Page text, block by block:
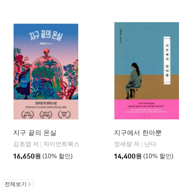
지구 끝의 온실
김초엽 저
자이언트북스
16,650원 (10% 할인)
지구에서 한아뿐
정세랑 저
난다
14,400원 (10% 할인)
전체보기